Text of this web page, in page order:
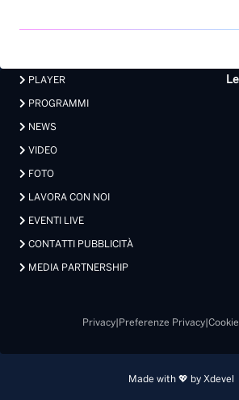
PLAYER
PROGRAMMI
NEWS
VIDEO
FOTO
LAVORA CON NOI
EVENTI LIVE
CONTATTI PUBBLICITÀ
MEDIA PARTNERSHIP
Privacy| Preferenze Privacy| Cookie
Made with 💖 by Xdevel